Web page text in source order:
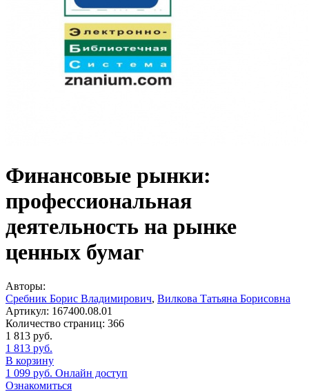
Финансовые рынки:
профессиональная
деятельность на рынке
ценных бумаг
Авторы:
Сребник Борис Владимирович, Вилкова Татьяна Борисовна
Артикул: 167400.08.01
Количество страниц: 366
1 813 руб.
1 813 руб.
В корзину
1 099 руб. Онлайн доступ
Ознакомиться